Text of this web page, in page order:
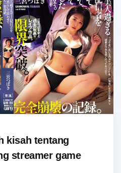
kisah tentang
streamer game